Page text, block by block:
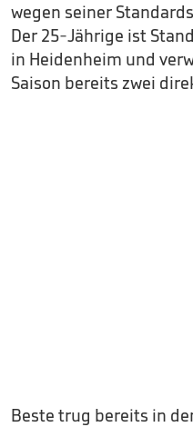
wegen seiner
Der 25-Jährige ist
in Heidenheim und
Saison bereits zwei
Beste trug bereits in